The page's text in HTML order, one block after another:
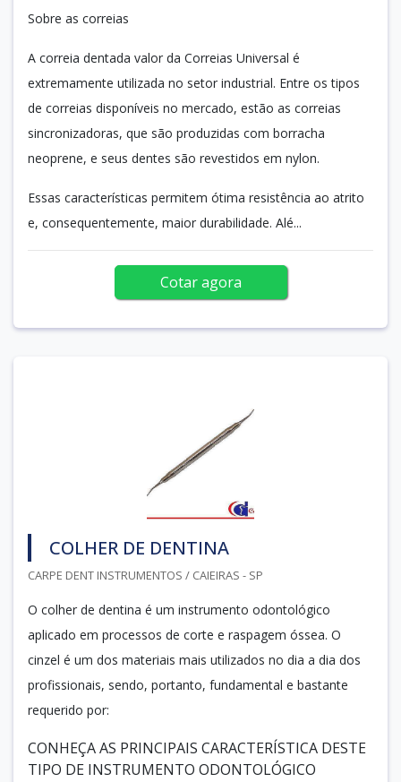
Sobre as correias
A correia dentada valor da Correias Universal é
extremamente utilizada no setor industrial. Entre os tipos
de correias disponíveis no mercado, estão as correias
sincronizadoras, que são produzidas com borracha
neoprene, e seus dentes são revestidos em nylon.
Essas características permitem ótima resistência ao atrito
e, consequentemente, maior durabilidade. Alé...
Cotar agora
COLHER DE DENTINA
CARPE DENT INSTRUMENTOS / CAIEIRAS - SP
O colher de dentina é um instrumento odontológico
aplicado em processos de corte e raspagem óssea. O
cinzel é um dos materiais mais utilizados no dia a dia dos
profissionais, sendo, portanto, fundamental e bastante
requerido por:
CONHEÇA AS PRINCIPAIS CARACTERÍSTICA DESTE
TIPO DE INSTRUMENTO ODONTOLÓGICO